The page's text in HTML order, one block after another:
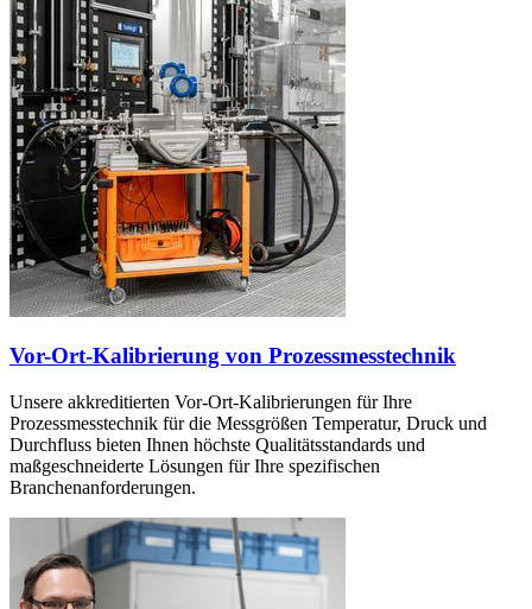
Vor-Ort-Kalibrierung von Prozessmesstechnik
Unsere akkreditierten Vor-Ort-Kalibrierungen für Ihre
Prozessmesstechnik für die Messgrößen Temperatur, Druck und
Durchfluss bieten Ihnen höchste Qualitätsstandards und
maßgeschneiderte Lösungen für Ihre spezifischen
Branchenanforderungen.